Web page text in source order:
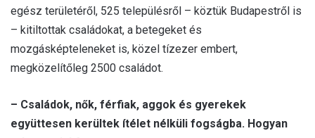
egész területéről, 525 településről – köztük Budapestről is
– kitiltottak családokat, a betegeket és
mozgásképteleneket is, közel tízezer embert,
megközelítőleg 2500 családot.
– Családok, nők, férfiak, aggok és gyerekek
együttesen kerültek ítélet nélküli fogságba. Hogyan